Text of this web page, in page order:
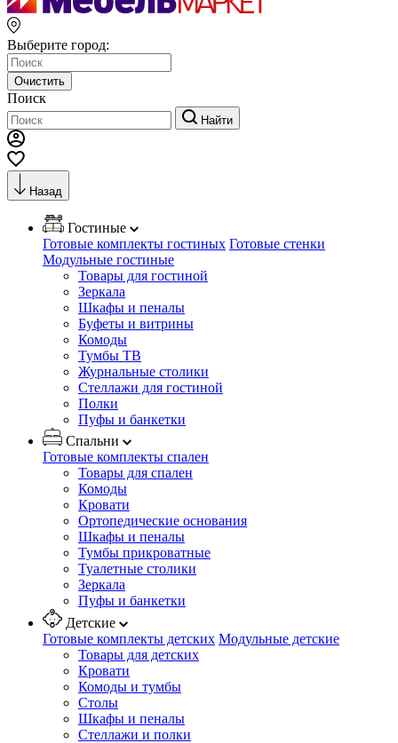
Выберите город:
Очистить
Поиск
Найти
Назад
Гостиные
Готовые комплекты гостиных Готовые стенки
Модульные гостиные
Товары для гостиной
Зеркала
Шкафы и пеналы
Буфеты и витрины
Комоды
Тумбы ТВ
Журнальные столики
Стеллажи для гостиной
Полки
Пуфы и банкетки
Спальни
Готовые комплекты спален
Товары для спален
Комоды
Кровати
Ортопедические основания
Шкафы и пеналы
Тумбы прикроватные
Туалетные столики
Зеркала
Пуфы и банкетки
Детские
Готовые комплекты детских Модульные детские
Товары для детских
Кровати
Комоды и тумбы
Столы
Шкафы и пеналы
Стеллажи и полки